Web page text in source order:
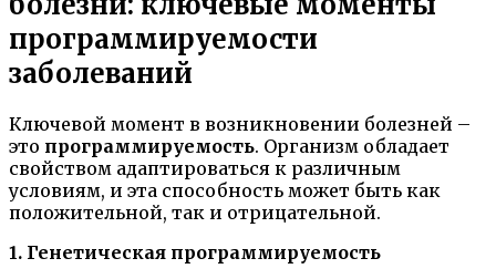
программируемости
заболеваний
Ключевой момент в возникновении болезней –
это программируемость. Организм обладает
свойством адаптироваться к различным
условиям, и эта способность может быть как
положительной, так и отрицательной.
1. Генетическая программируемость